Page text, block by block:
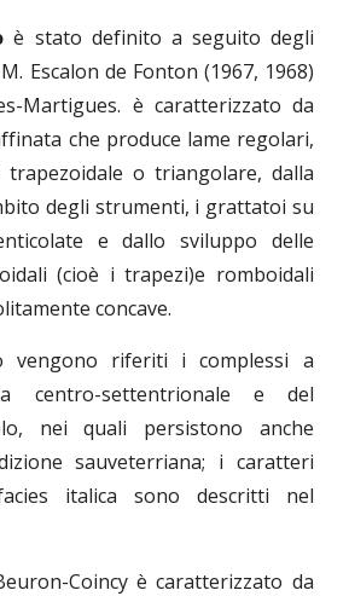
è stato definito a seguito degli
Escalon de Fonton (1967, 1968)
Martigues. è caratterizzato da
che produce lame regolari,
o triangolare, dalla
degli strumenti, i grattatoi su
e dallo sviluppo delle
(cioè i trapezi)e romboidali
concave.
vengono riferiti i complessi a
centro-settentrionale e del
nei quali persistono anche
sauveterriana; i caratteri
italica sono descritti nel
Coincy è caratterizzato da